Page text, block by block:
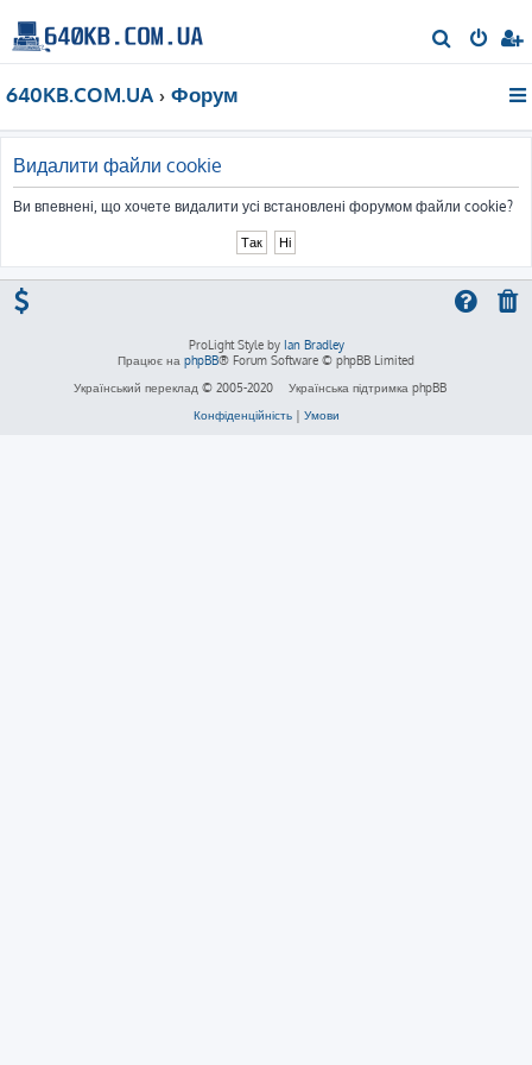
о
640KB.COM.UA Форум
Видалити файли cookie
Ви впевнені, що хочете видалити усі встановлені форумом файли cookie?
ProLight Style by Ian Bradley
Працює на phpBB® Forum Software © phpBB Limited
Український переклад © 2005-2020
Українська підтримка phpBB
Конфіденційність| Умови